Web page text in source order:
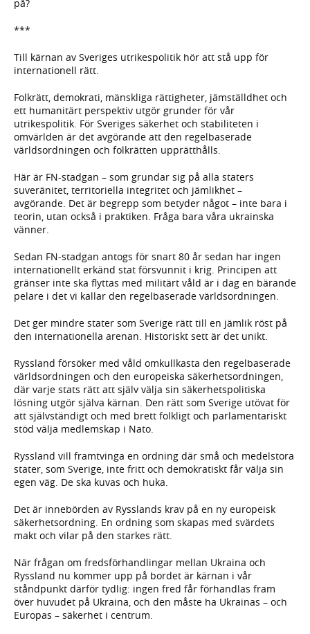
på?
***
Till kärnan av Sveriges utrikespolitik hör att stå upp för
internationell rätt.
Folkrätt, demokrati, mänskliga rättigheter, jämställdhet och
ett humanitärt perspektiv utgör grunder för vår
utrikespolitik. För Sveriges säkerhet och stabiliteten i
omvärlden är det avgörande att den regelbaserade
världsordningen och folkrätten upprätthålls.
Här är FN-stadgan – som grundar sig på alla staters
suveränitet, territoriella integritet och jämlikhet –
avgörande. Det är begrepp som betyder något – inte bara i
teorin, utan också i praktiken. Fråga bara våra ukrainska
vänner.
Sedan FN-stadgan antogs för snart 80 år sedan har ingen
internationellt erkänd stat försvunnit i krig. Principen att
gränser inte ska flyttas med militärt våld är i dag en bärande
pelare i det vi kallar den regelbaserade världsordningen.
Det ger mindre stater som Sverige rätt till en jämlik röst på
den internationella arenan. Historiskt sett är det unikt.
Ryssland försöker med våld omkullkasta den regelbaserade
världsordningen och den europeiska säkerhetsordningen,
där varje stats rätt att själv välja sin säkerhetspolitiska
lösning utgör själva kärnan. Den rätt som Sverige utövat för
att självständigt och med brett folkligt och parlamentariskt
stöd välja medlemskap i Nato.
Ryssland vill framtvinga en ordning där små och medelstora
stater, som Sverige, inte fritt och demokratiskt får välja sin
egen väg. De ska kuvas och huka.
Det är innebörden av Rysslands krav på en ny europeisk
säkerhetsordning. En ordning som skapas med svärdets
makt och vilar på den starkes rätt.
När frågan om fredsförhandlingar mellan Ukraina och
Ryssland nu kommer upp på bordet är kärnan i vår
ståndpunkt därför tydlig: ingen fred får förhandlas fram
över huvudet på Ukraina, och den måste ha Ukrainas – och
Europas – säkerhet i centrum.